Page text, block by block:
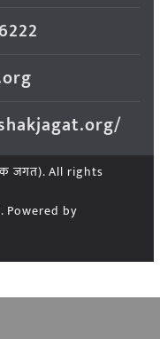
जगत). All rights
Powered by